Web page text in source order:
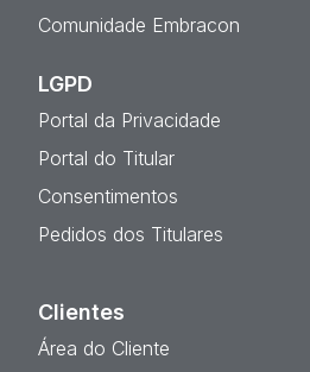
Comunidade Embracon
LGPD
Portal da Privacidade
Portal do Titular
Consentimentos
Pedidos dos Titulares
Clientes
Área do Cliente